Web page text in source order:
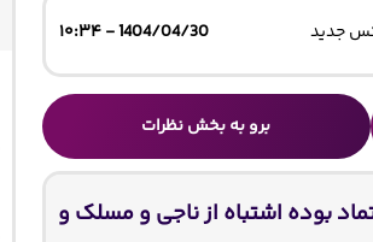
جدید 1404/04/30 - ۱۰:۳۴
برو به بخش نظرات
بوده اشتباه از ناجی و مسلک و